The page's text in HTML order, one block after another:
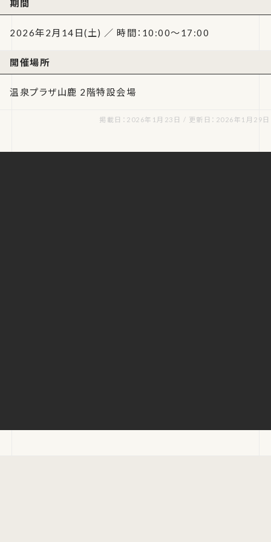
期間
2026年2月14日(土) ／ 時間：10:00～17:00
開催場所
温泉プラザ山鹿 2階特設会場
掲載日：2026年1月23日 / 更新日：2026年1月29日